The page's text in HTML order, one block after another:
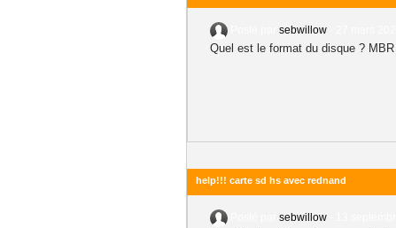
sebwillow
Quel est le format du disque ?
help!!! carte sd hs avec rednand
sebwillow